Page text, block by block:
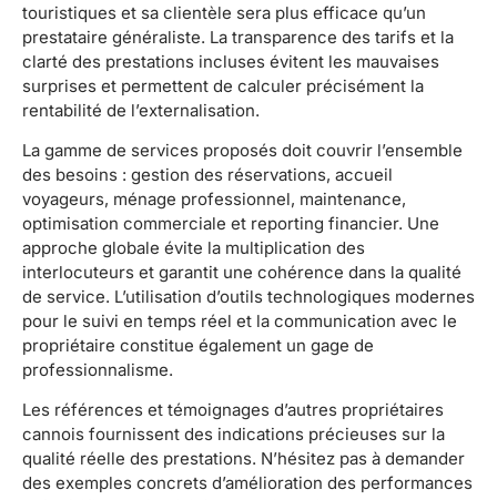
touristiques et sa clientèle sera plus efficace qu’un
prestataire généraliste. La transparence des tarifs et la
clarté des prestations incluses évitent les mauvaises
surprises et permettent de calculer précisément la
rentabilité de l’externalisation.
La gamme de services proposés doit couvrir l’ensemble
des besoins : gestion des réservations, accueil
voyageurs, ménage professionnel, maintenance,
optimisation commerciale et reporting financier. Une
approche globale évite la multiplication des
interlocuteurs et garantit une cohérence dans la qualité
de service. L’utilisation d’outils technologiques modernes
pour le suivi en temps réel et la communication avec le
propriétaire constitue également un gage de
professionnalisme.
Les références et témoignages d’autres propriétaires
cannois fournissent des indications précieuses sur la
qualité réelle des prestations. N’hésitez pas à demander
des exemples concrets d’amélioration des performances